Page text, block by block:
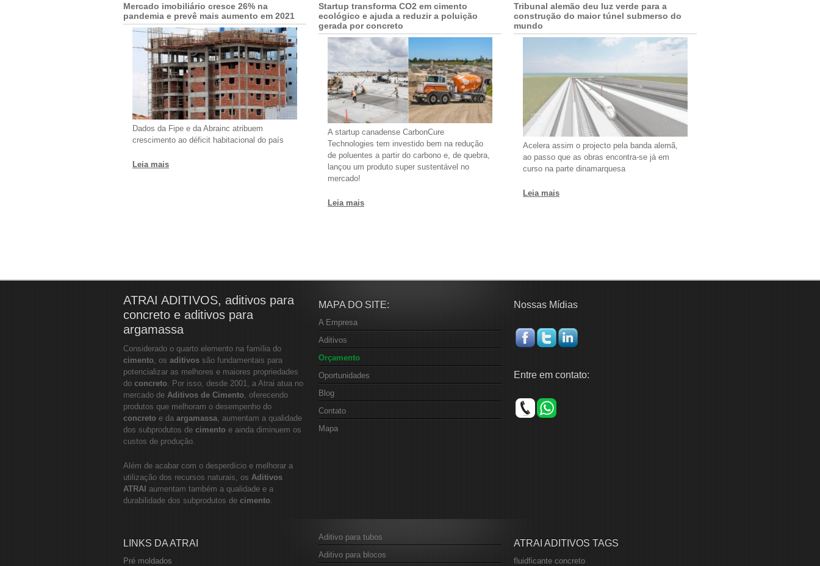
Mercado imobiliário cresce 26% na
pandemia e prevê mais aumento em 2021
Dados da Fipe e da Abrainc atribuem
crescimento ao déficit habitacional do país
Leia mais
Startup transforma CO2 em cimento
ecológico e ajuda a reduzir a poluição
gerada por concreto
A startup canadense CarbonCure
Technologies tem investido bem na redução
de poluentes a partir do carbono e, de quebra,
lançou um produto super sustentável no
mercado!
Leia mais
Tribunal alemão deu luz verde para a
construção do maior túnel submerso do
mundo
Acelera assim o projecto pela banda alemã,
ao passo que as obras encontra-se já em
curso na parte dinamarquesa
Leia mais
ATRAI ADITIVOS, aditivos para
concreto e aditivos para
argamassa
Considerado o quarto elemento na família do
cimento , os aditivos são fundamentais para
potencializar as melhores e maiores propriedades
do concreto . Por isso, desde 2001, a Atrai atua no
mercado de Aditivos de Cimento , oferecendo
produtos que melhoram o desempenho do
concreto e da argamassa , aumentam a qualidade
dos subprodutos de cimento e ainda diminuem os
custos de produção.
Além de acabar com o desperdício e melhorar a
utilização dos recursos naturais, os Aditivos
ATRAI aumentam também a qualidade e a
durabilidade dos subprodutos de cimento
MAPA DO SITE:
A Empresa
Aditivos
Orçamento
Oportunidades
Blog
Contato
Mapa
Nossas Mídias
Entre em contato:
LINKS DA ATRAI
Pré moldados
Aditivo para tubos
Aditivo para blocos
ATRAI ADITIVOS TAGS
fluidficante concreto